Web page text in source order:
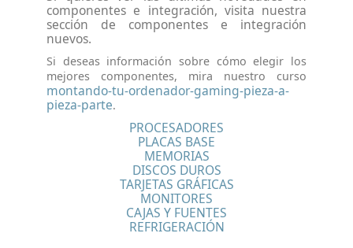
componentes e integración, visita nuestra
sección de componentes e integración
nuevos.
Si deseas información sobre cómo elegir los
mejores componentes, mira nuestro curso
montando-tu-ordenador-gaming-pieza-a-
pieza-parte.
PROCESADORES
PLACAS BASE
MEMORIAS
DISCOS DUROS
TARJETAS GRÁFICAS
MONITORES
CAJAS Y FUENTES
REFRIGERACIÓN